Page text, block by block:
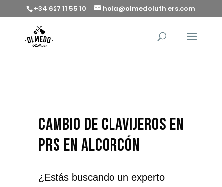
+34 627 11 55 10 hola@olmedoluthiers.com
cambio de clavijeros en
PRS en Alcorcón
¿Estás buscando un experto